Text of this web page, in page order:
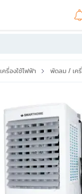
เครื่องใช้ไฟฟ้า พัดลม / เค